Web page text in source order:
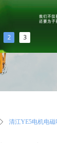
2 3
ꄲ 清江YE5电机电